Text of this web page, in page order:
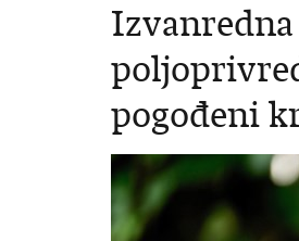
pogođeni